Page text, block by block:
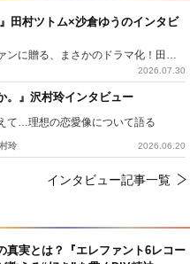
真実とは？『エレファント6レコー
田村ツトム×沙倉ゆうのインタビ
『侍タイムスリッパー』ファンに贈る、まさかのドラマ化！田村ツトム×沙倉ゆうのが語る『心配無用ノ介』撮影秘話
2026.07.30
。』沢村玲インタビュー
て…理想の恋愛像について語る
玲 2026.06.20
インタビュー記事一覧